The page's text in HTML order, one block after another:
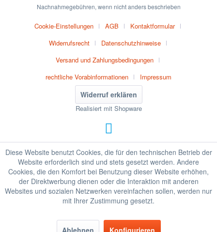
Nachnahmegebühren, wenn nicht anders beschrieben
Cookie-Einstellungen AGB
Kontaktformular
Widerrufsrecht
Datenschutzhinweise
Versand und Zahlungsbedingungen
rechtliche Vorabinformationen
Impressum
Widerruf erklären
Realisiert mit Shopware
Diese Website benutzt Cookies, die für den technischen Betrieb der
Website erforderlich sind und stets gesetzt werden. Andere
Cookies, die den Komfort bei Benutzung dieser Website erhöhen,
der Direktwerbung dienen oder die Interaktion mit anderen
Websites und sozialen Netzwerken vereinfachen sollen, werden nur
mit Ihrer Zustimmung gesetzt.
Ablehnen Konfigurieren